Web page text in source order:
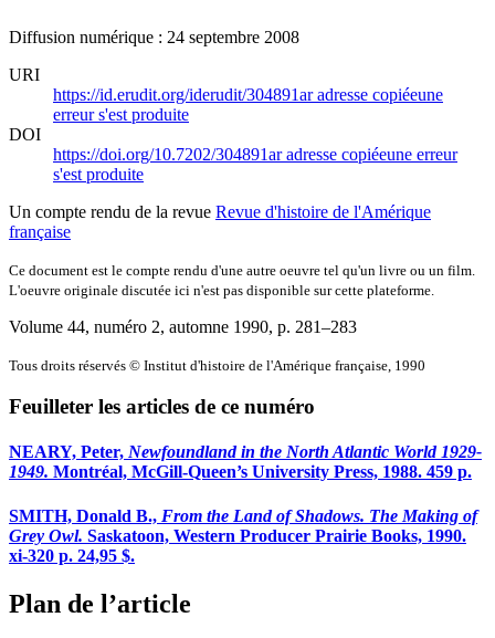
Diffusion numérique : 24 septembre 2008
URI
https://id.erudit.org/iderudit/304891aradresse copiéeune
erreur s'est produite
DOI
https://doi.org/10.7202/304891aradresse copiéeune erreur
s'est produite
Un compte rendu de la revue Revue d'histoire de l'Amérique
française
Ce document est le compte rendu d'une autre oeuvre tel qu'un livre ou un film.
L'oeuvre originale discutée ici n'est pas disponible sur cette plateforme.
Volume 44, numéro 2, automne 1990, p. 281–283
Tous droits réservés © Institut d'histoire de l'Amérique française, 1990
Feuilleter les articles de ce numéro
NEARY, Peter, Newfoundland in the North Atlantic World 1929-
1949. Montréal, McGill-Queen’s University Press, 1988. 459 p.
SMITH, Donald B., From the Land of Shadows. The Making of
Grey Owl. Saskatoon, Western Producer Prairie Books, 1990.
xi-320 p. 24,95 $.
Plan de l’article